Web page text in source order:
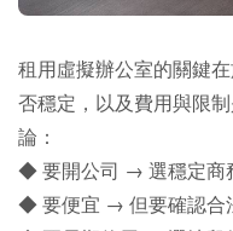
租用虛擬辦公室的關鍵
否穩定，以及費用與限
論：
◆ 要開公司 → 選穩定商
◆ 要便宜 → 但要確認合